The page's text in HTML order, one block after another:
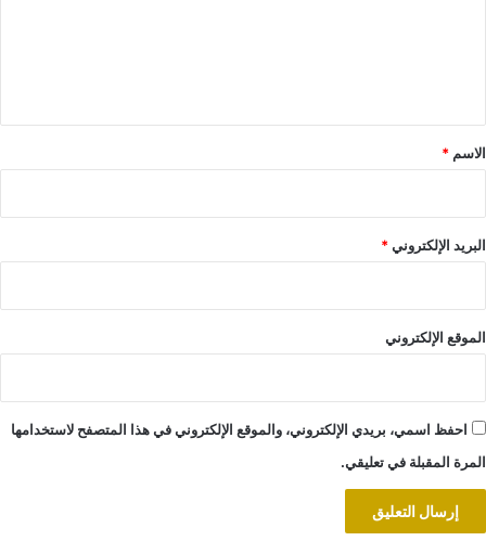
*
الاسم *
البريد الإلكتروني*
الموقع الإلكتروني
احفظ اسمي، بريدي الإلكتروني، والموقع الإلكتروني في هذا المتصفح لاستخدامها
المرة المقبلة في تعليقي.